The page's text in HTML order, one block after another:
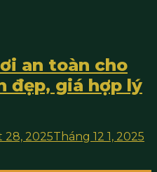
an toàn cho
đẹp, giá hợp lý
28, 2025Tháng 12 1, 2025